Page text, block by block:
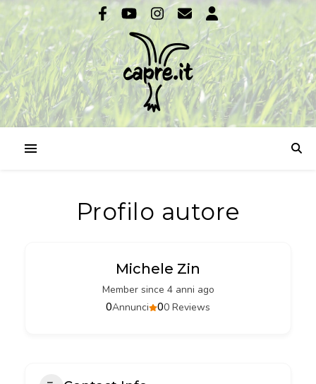
Profilo autore
Michele Zin
Member since 4 anni ago
00 Reviews
0Annunci